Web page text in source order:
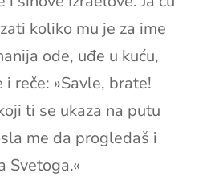
koliko mu je za ime
ode, uđe u kuću,
reče: »Savle, brate!
ti se ukaza na putu
me da progledaš i
Svetoga.«